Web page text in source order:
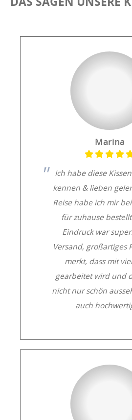
Ich habe diese
kennen & lieben
Reise habe ich mir
für zuhause
Eindruck war
Versand, großartiges
merkt, dass mit
gearbeitet wird und
nicht nur schön
auch
Marina